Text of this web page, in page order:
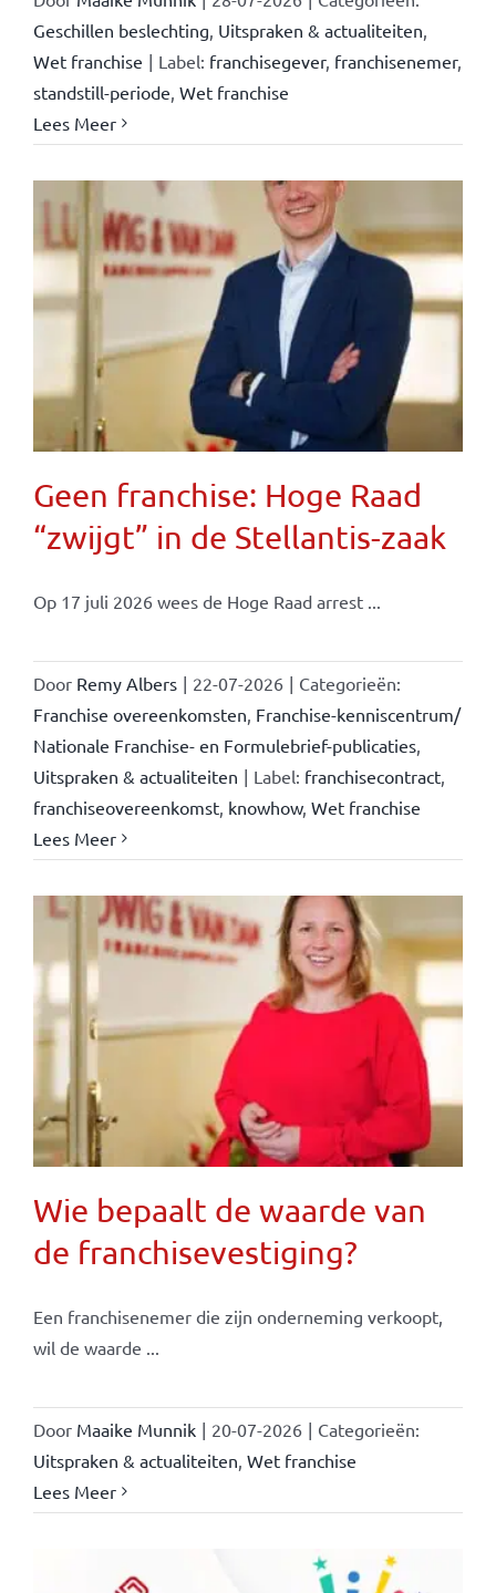
Geschillen beslechting, Uitspraken & actualiteiten,
Wet franchise | Label: franchisegever, franchisenemer,
standstill-periode, Wet franchise
Lees Meer
Geen franchise: Hoge Raad
“zwijgt” in de Stellantis-zaak
Op 17 juli 2026 wees de Hoge Raad arrest ...
Door Remy Albers | 22-07-2026 | Categorieën:
Franchise overeenkomsten, Franchise-kenniscentrum/
Nationale Franchise- en Formulebrief-publicaties,
Uitspraken & actualiteiten | Label: franchisecontract,
franchiseovereenkomst, knowhow, Wet franchise
Lees Meer
Wie bepaalt de waarde van
de franchisevestiging?
Een franchisenemer die zijn onderneming verkoopt,
wil de waarde ...
Door Maaike Munnik | 20-07-2026 | Categorieën:
Uitspraken & actualiteiten, Wet franchise
Lees Meer